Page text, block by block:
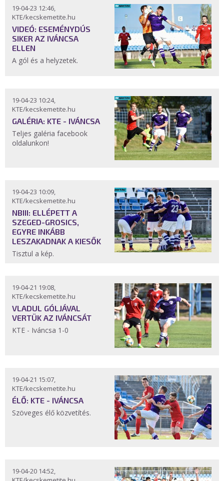
19-04-23 12:46,
KTE/kecskemetite.hu
VIDEÓ: ESEMÉNYDÚS
SIKER AZ IVÁNCSA
ELLEN
A gól és a helyzetek.
19-04-23 10:24,
KTE/kecskemetite.hu
GALÉRIA: KTE - IVÁNCSA
Teljes galéria facebook
oldalunkon!
19-04-23 10:09,
KTE/kecskemetite.hu
NBIII: ELLÉPETT A
SZEGED-GROSICS,
EGYRE INKÁBB
LESZAKADNAK A KIESŐK
Tisztul a kép.
19-04-21 19:08,
KTE/kecskemetite.hu
VLADUL GÓLJÁVAL
VERTÜK AZ IVÁNCSÁT
KTE - Iváncsa 1-0
19-04-21 15:07,
KTE/kecskemetite.hu
ÉLŐ: KTE - IVÁNCSA
Szöveges élő közvetítés.
19-04-20 14:52,